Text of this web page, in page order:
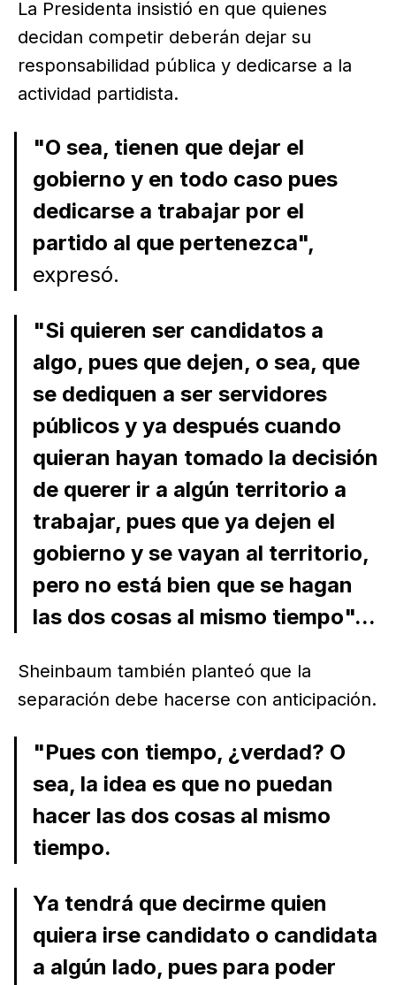
La Presidenta insistió en que quienes
decidan competir deberán dejar su
responsabilidad pública y dedicarse a la
actividad partidista.
"O sea, tienen que dejar el
gobierno y en todo caso pues
dedicarse a trabajar por el
partido al que pertenezca",
expresó.
"Si quieren ser candidatos a
algo, pues que dejen, o sea, que
se dediquen a ser servidores
públicos y ya después cuando
quieran hayan tomado la decisión
de querer ir a algún territorio a
trabajar, pues que ya dejen el
gobierno y se vayan al territorio,
pero no está bien que se hagan
las dos cosas al mismo tiempo"...
Sheinbaum también planteó que la
separación debe hacerse con anticipación.
"Pues con tiempo, ¿verdad? O
sea, la idea es que no puedan
hacer las dos cosas al mismo
tiempo.
Ya tendrá que decirme quien
quiera irse candidato o candidata
a algún lado, pues para poder